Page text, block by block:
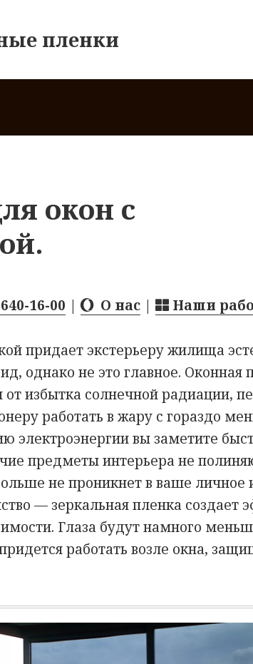
пленки
окон с
16-00 | О нас | Наши
придает экстерьеру жилища
однако не это главное. Оконная
избытка солнечной радиации,
работать в жару с гораздо
электроэнергии вы заметите
предметы интерьера не
не проникнет в ваше личное
— зеркальная пленка создает
Глаза будут намного
работать возле окна,